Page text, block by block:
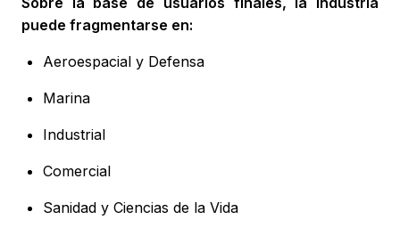
puede fragmentarse en:
Aeroespacial y Defensa
Marina
Industrial
Comercial
Sanidad y Ciencias de la Vida